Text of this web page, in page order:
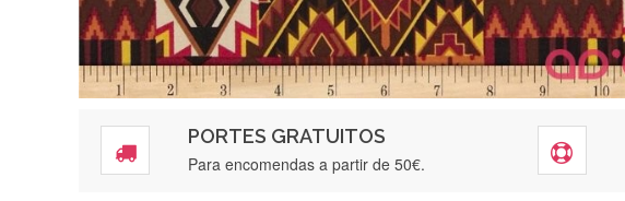
PORTES GRATUITOS
Para encomendas a partir de 50€.